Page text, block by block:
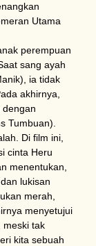
Utama
perempuan
sang ayah
ia tidak
akhirnya,
dengan
Tumbuan).
Di film ini,
cinta Heru
menentukan,
dan lukisan
merah,
menyetujui
meski tak
kita sebuah